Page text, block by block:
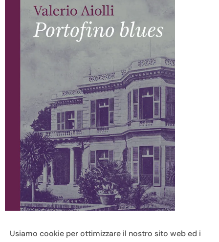
Usiamo cookie per ottimizzare il nostro sito web ed i